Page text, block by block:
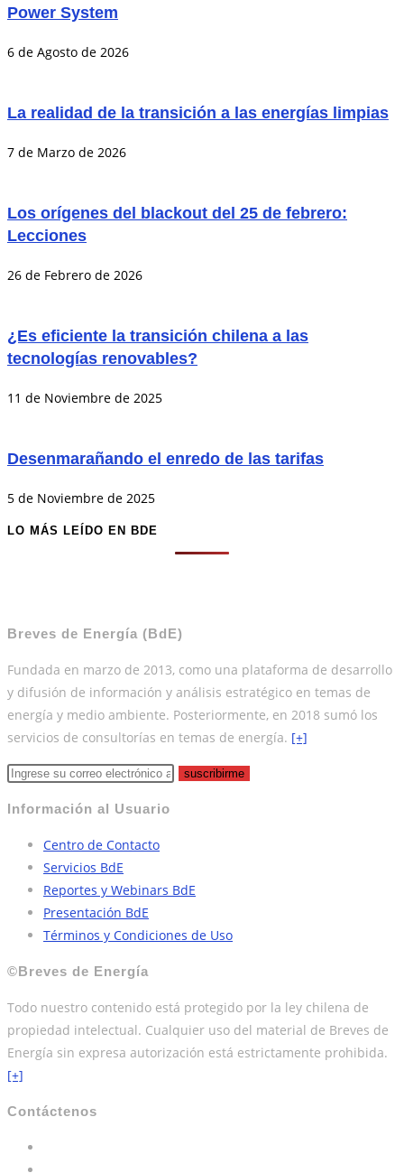
Power System
6 de Agosto de 2026
La realidad de la transición a las energías limpias
7 de Marzo de 2026
Los orígenes del blackout del 25 de febrero:
Lecciones
26 de Febrero de 2026
¿Es eficiente la transición chilena a las
tecnologías renovables?
11 de Noviembre de 2025
Desenmarañando el enredo de las tarifas
5 de Noviembre de 2025
LO MÁS LEÍDO EN BDE
Breves de Energía (BdE)
Fundada en marzo de 2013, como una plataforma de desarrollo
y difusión de información y análisis estratégico en temas de
energía y medio ambiente. Posteriormente, en 2018 sumó los
servicios de consultorías en temas de energía. [+]
suscribirme
Información al Usuario
Centro de Contacto
Servicios BdE
Reportes y Webinars BdE
Presentación BdE
Términos y Condiciones de Uso
©Breves de Energía
Todo nuestro contenido está protegido por la ley chilena de
propiedad intelectual. Cualquier uso del material de Breves de
Energía sin expresa autorización está estrictamente prohibida.
[+]
Contáctenos